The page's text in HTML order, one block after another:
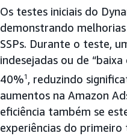
Os testes iniciais do
demonstrando
SSPs. Durante o teste,
indesejadas ou de
40%1 , reduzindo
aumentos na Amazon
eficiência também se
experiências do